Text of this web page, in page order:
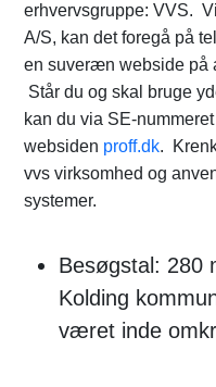
erhvervsgruppe: VVS.
A/S, kan det foregå på
en suveræn webside på
Står du og skal bruge
kan du via SE-
websiden proff.dk.
vvs virksomhed og
systemer.
Besøgstal: 280
Kolding
været inde